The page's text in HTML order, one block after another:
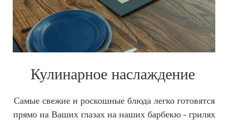
Кулинарное наслаждение
Самые свежие и роскошные блюда легко готовятся
прямо на Ваших глазах на наших барбекю - грилях